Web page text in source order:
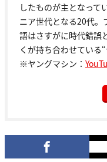
したものが主となって
ニア世代となる20代。
語はさすがに時代錯誤
くが持ち合わせている
※ヤングマシン：